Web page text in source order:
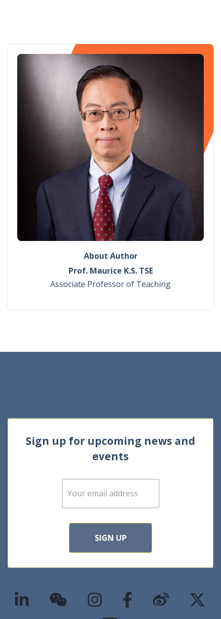
About Author
Prof. Maurice K.S. TSE
Associate Professor of Teaching
Sign up for upcoming news and
events
E
m
SIGN UP